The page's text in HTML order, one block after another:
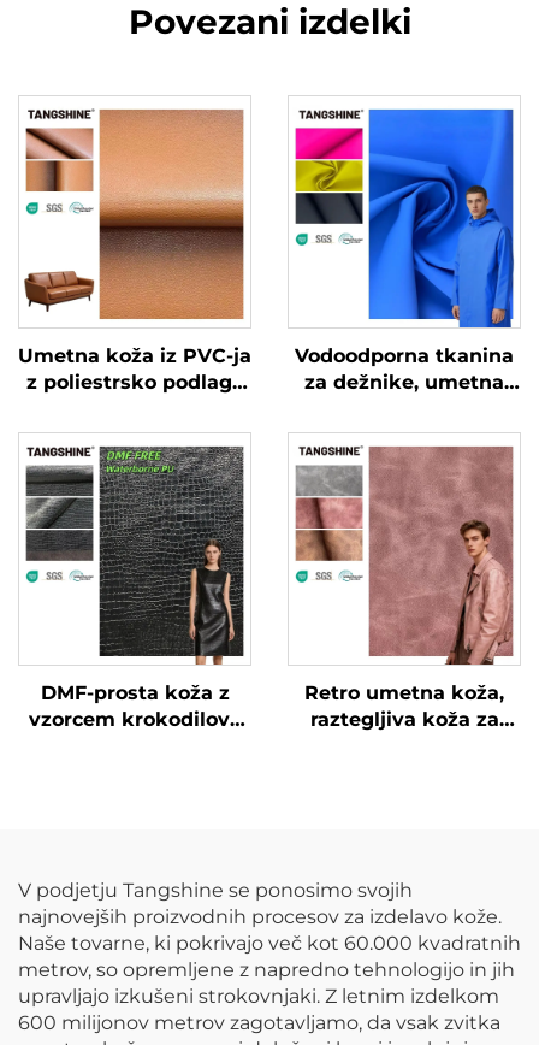
Povezani izdelki
Umetna koža iz PVC-ja
z poliestrsko podlago
Vodoodporna tkanina
za dežnike, umetna
DMF-prosta koža z
vzorcem krokodilove
Retro umetna koža,
raztegljiva koža za
V podjetju Tangshine se ponosimo svojih
najnovejših proizvodnih procesov za izdelavo kože.
Naše tovarne, ki pokrivajo več kot 60.000 kvadratnih
metrov, so opremljene z napredno tehnologijo in jih
upravljajo izkušeni strokovnjaki. Z letnim izdelkom
600 milijonov metrov zagotavljamo, da vsak zvitka